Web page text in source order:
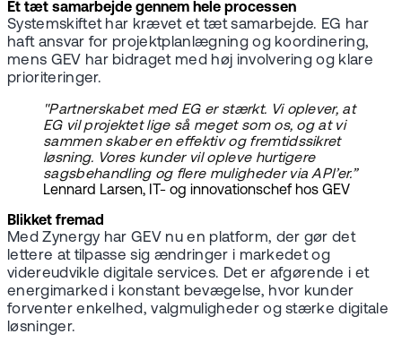
Et tæt samarbejde gennem hele processen
Systemskiftet har krævet et tæt samarbejde. EG har
haft ansvar for projektplanlægning og koordinering,
mens GEV har bidraget med høj involvering og klare
prioriteringer.
"Partnerskabet med EG er stærkt. Vi oplever, at
EG vil projektet lige så meget som os, og at vi
sammen skaber en effektiv og fremtidssikret
løsning. Vores kunder vil opleve hurtigere
sagsbehandling og flere muligheder via API’er.”
Lennard Larsen, IT- og innovationschef hos GEV
Blikket fremad
Med Zynergy har GEV nu en platform, der gør det
lettere at tilpasse sig ændringer i markedet og
videreudvikle digitale services. Det er afgørende i et
energimarked i konstant bevægelse, hvor kunder
forventer enkelhed, valgmuligheder og stærke digitale
løsninger.